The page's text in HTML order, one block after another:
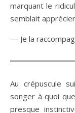
marquant le
semblait
— Je la
Au crépuscule
songer à quoi
presque